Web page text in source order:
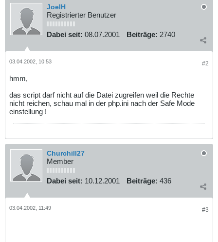
JoelH
Registrierter Benutzer
Dabei seit: 08.07.2001 Beiträge: 2740
#2
03.04.2002, 10:53
hmm,
das script darf nicht auf die Datei zugreifen weil die Rechte
nicht reichen, schau mal in der php.ini nach der Safe Mode
einstellung !
Churchill27
Member
Dabei seit: 10.12.2001 Beiträge: 436
#3
03.04.2002, 11:49